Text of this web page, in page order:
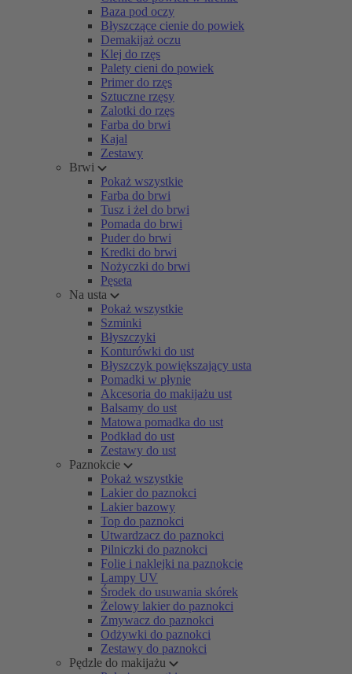
Baza pod oczy
Błyszczące cienie do powiek
Demakijaż oczu
Klej do rzęs
Palety cieni do powiek
Primer do rzęs
Sztuczne rzęsy
Zalotki do rzęs
Farba do brwi
Kajal
Zestawy
Brwi
Pokaż wszystkie
Farba do brwi
Tusz i żel do brwi
Pomada do brwi
Puder do brwi
Kredki do brwi
Nożyczki do brwi
Pęseta
Na usta
Pokaż wszystkie
Szminki
Błyszczyki
Konturówki do ust
Błyszczyk powiększający usta
Pomadki w płynie
Akcesoria do makijażu ust
Balsamy do ust
Matowa pomadka do ust
Podkład do ust
Zestawy do ust
Paznokcie
Pokaż wszystkie
Lakier do paznokci
Lakier bazowy
Top do paznokci
Utwardzacz do paznokci
Pilniczki do paznokci
Folie i naklejki na paznokcie
Lampy UV
Środek do usuwania skórek
Żelowy lakier do paznokci
Zmywacz do paznokci
Odżywki do paznokci
Zestawy do paznokci
Pędzle do makijażu